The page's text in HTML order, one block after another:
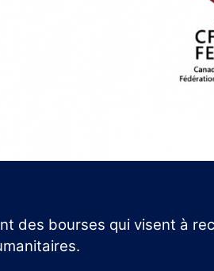
des bourses qui visent à